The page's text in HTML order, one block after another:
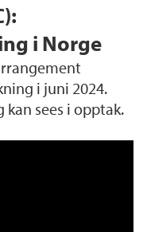
i Norge
i juni 2024.
sees i opptak.